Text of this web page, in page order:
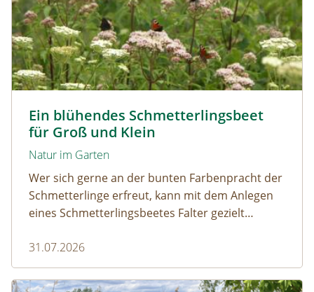
Ein blühendes Schmetterlingsbeet
für Groß und Klein
Natur im Garten
Wer sich gerne an der bunten Farbenpracht der
Schmetterlinge erfreut, kann mit dem Anlegen
eines Schmetterlingsbeetes Falter gezielt
dürfen ausreichend mitgedacht werden. Denn
ohne Raupen gibt es keine schönen
Schmetterlinge!
31.07.2026
Naturmagazin: Die Rückkehr der Big Five im Weinviertel
Die Rückkehr der Big Five im Weinviertel